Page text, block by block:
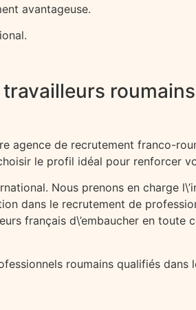
avantageuse.
agence de recrutement franco-
le profil idéal pour renforcer
Nous prenons en charge
dans le recrutement de
français d\’embaucher en toute
roumains qualifiés dans